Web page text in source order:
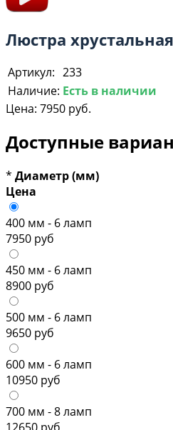
Люстра
Артикул: 233
Наличие: Есть в наличии
Цена: 7950 руб.
Доступные
* Диаметр (мм)
Цена
400 мм - 6 ламп
7950 руб
450 мм - 6 ламп
8900 руб
500 мм - 6 ламп
9650 руб
600 мм - 6 ламп
10950 руб
700 мм - 8 ламп